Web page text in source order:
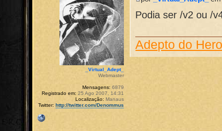
Podia ser /v2 ou /
Adepto do
_Virtual_Adept_
Webmaster
Mensagens: 6879
Registrado em: 25 Ago 2007, 14:31
Localização: Manaus
Twitter: http://twitter.com/Denommus